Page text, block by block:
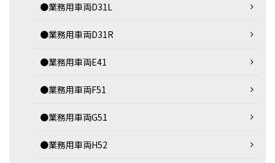
●業務用車両D31L
●業務用車両D31R
●業務用車両E41
●業務用車両F51
●業務用車両G51
●業務用車両H52